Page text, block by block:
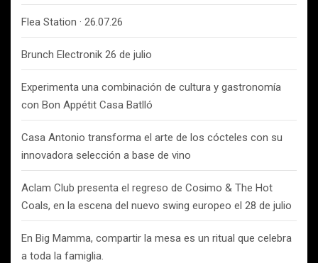
Flea Station · 26.07.26
Brunch Electronik 26 de julio
Experimenta una combinación de cultura y gastronomía
con Bon Appétit Casa Batlló
Casa Antonio transforma el arte de los cócteles con su
innovadora selección a base de vino
Aclam Club presenta el regreso de Cosimo & The Hot
Coals, en la escena del nuevo swing europeo el 28 de julio
En Big Mamma, compartir la mesa es un ritual que celebra
a toda la famiglia.